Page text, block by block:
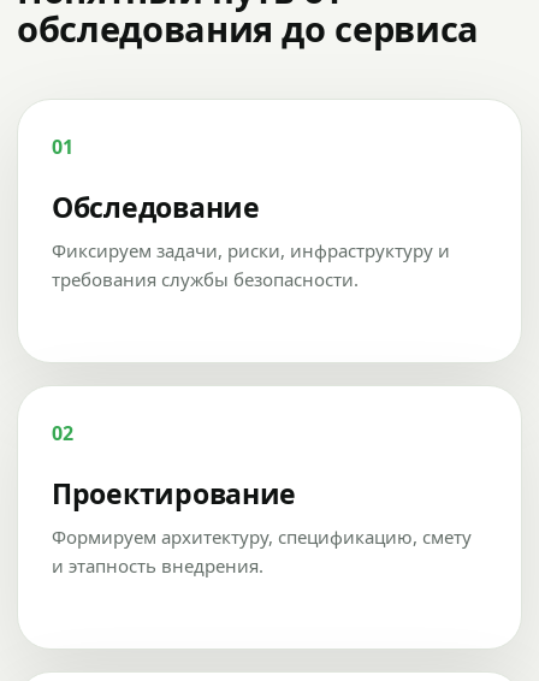
обследования до сервиса
01
Обследование
Фиксируем задачи, риски, инфраструктуру и
требования службы безопасности.
02
Проектирование
Формируем архитектуру, спецификацию, смету
и этапность внедрения.